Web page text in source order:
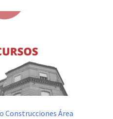
Construcciones Área